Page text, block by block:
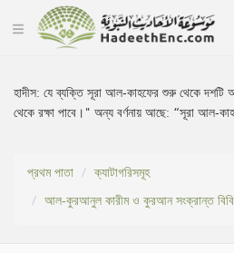
হাদীস:যে ব্যক্তি সূরা আল-কাহফের শুরু থেকে দশটি
থেকে রক্ষা পাবে।" অন্য বর্ণনায় আছে: “সূরা আল-
প্রথম পাতা
ক্যাটাগরিসমূহ
আল-কুরআনুল কারীম ও কুরআন সংক্রান্ত